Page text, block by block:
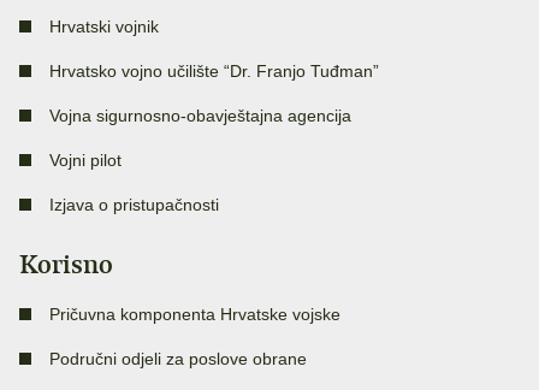
Hrvatski vojnik
Hrvatsko vojno učilište “Dr. Franjo Tuđman”
Vojna sigurnosno-obavještajna agencija
Vojni pilot
Izjava o pristupačnosti
Korisno
Pričuvna komponenta Hrvatske vojske
Područni odjeli za poslove obrane